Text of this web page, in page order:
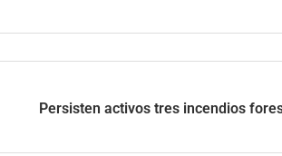
Persisten activos tres incendios